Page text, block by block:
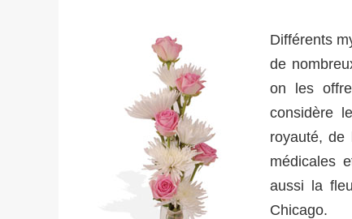
Différents
de
on les
considère
royauté, de
médicales
aussi la
Chicago.